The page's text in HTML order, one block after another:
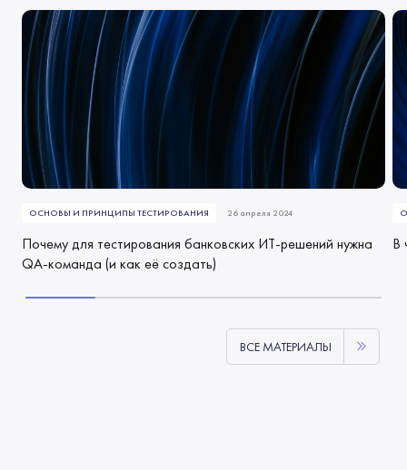
ОСНОВЫ И ПРИНЦИПЫ ТЕСТИРОВАНИЯ 26 апреля 2024
Почему для тестирования банковских ИТ-решений нужна
QA-команда (и как её создать)
В
ВСЕ МАТЕРИАЛЫ